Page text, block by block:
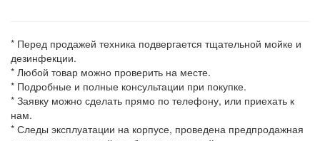
* Перед продажей техника подвергается тщательной мойке и
дезинфекции.
* Любой товар можно проверить на месте.
* Подробные и полные консультации при покупке.
* Заявку можно сделать прямо по телефону, или приехать к
нам.
* Следы эксплуатации на корпусе, проведена предпродажная